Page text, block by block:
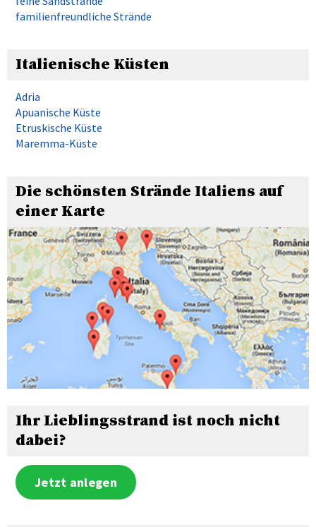
familienfreundliche Strände
Italienische Küsten
Adria
Apuanische Küste
Etruskische Küste
Maremma-Küste
Die schönsten Strände Italiens auf
einer Karte
Ihr Lieblingsstrand ist noch nicht
dabei?
Jetzt anlegen